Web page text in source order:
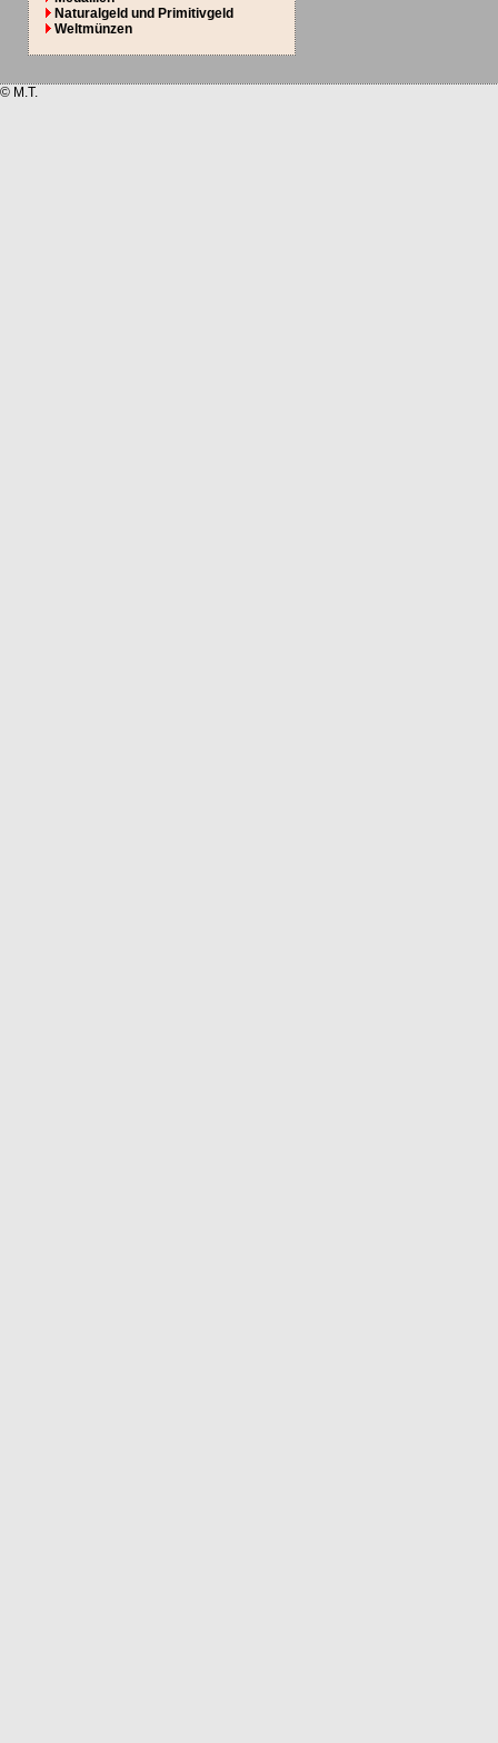
Naturalgeld und Primitivgeld
Weltmünzen
© M.T.